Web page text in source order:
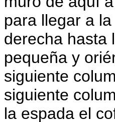
para llegar a
derecha hasta
pequeña y
siguiente
siguiente
la espada el